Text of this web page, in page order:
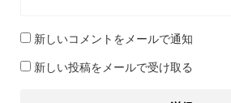
新しいコメントをメールで通知
新しい投稿をメールで受け取る